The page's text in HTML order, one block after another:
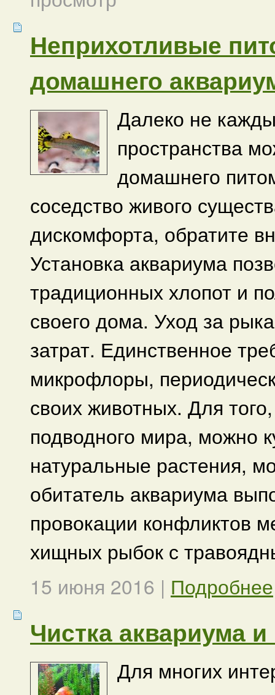
Неприхотливые
домашнего
Далеко не
пространства
домашнего
соседство живого
дискомфорта, обратите
Установка аквариума
традиционных хлопот и
своего дома. Уход за
затрат. Единственное
микрофлоры,
своих животных. Для
подводного мира, можно
натуральные растения,
обитатель аквариума
провокации конфликтов
хищных рыбок с
15 июня 2016 | Подробнее
Чистка аквариума
Для многих